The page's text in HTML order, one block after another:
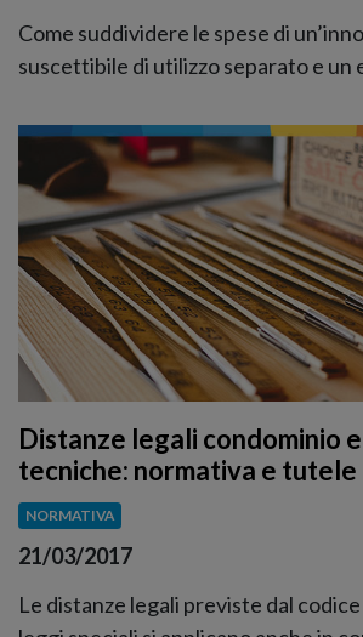
Come suddividere le spese di
suscettibile di utilizzo separato e un
Distanze legali condominio
tecniche: normativa e tutele
NORMATIVA
21/03/2017
Le distanze legali previste dal